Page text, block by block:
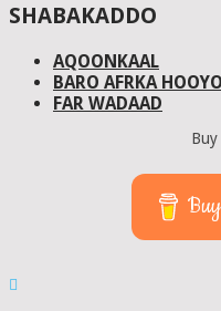
SHABAKADDO
AQOONKAAL
BARO AFRKA HOOYO
FAR WADAAD